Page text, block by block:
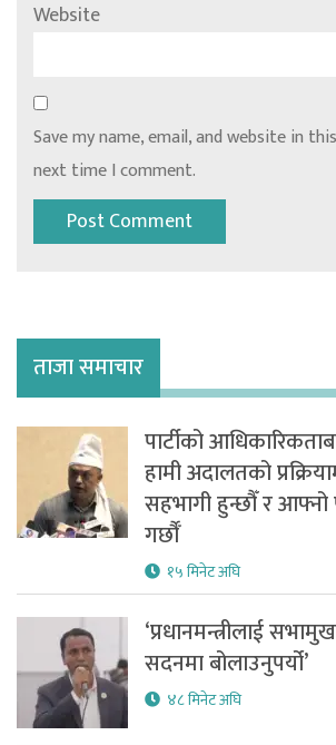
Website
Save my name, email, and website in
next time I comment.
ताजा समाचार
पार्टीको
हामी अदालतको
सहभागी हुन्छौँ र आफ्नो
गर्छौँ
१५ मिनेट अघि
‘प्रधानमन्त्रीलाई
सदनमा बोलाउनुपर्यो’
४८ मिनेट अघि